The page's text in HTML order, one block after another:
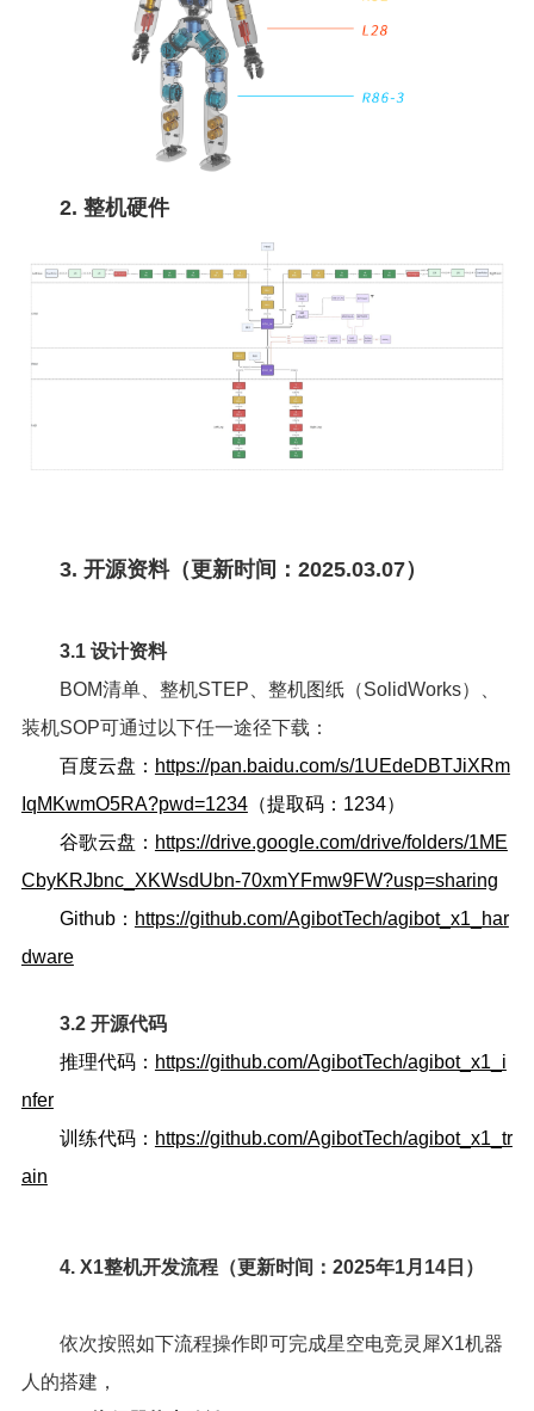
2. 整机硬件
3. 开源资料（更新时间：2025.03.07）
3.1 设计资料
BOM清单、整机STEP、整机图纸（SolidWorks）、
装机SOP可通过以下任一途径下载：
百度云盘： https://pan.baidu.com/s/1UEdeDBTJiXRm
IqMKwmO5RA?pwd=1234（提取码：1234）
谷歌云盘： https://drive.google.com/drive/folders/1ME
CbyKRJbnc_XKWsdUbn-70xmYFmw9FW?usp=sharing
Github： https://github.com/AgibotTech/agibot_x1_har
dware
3.2 开源代码
推理代码： https://github.com/AgibotTech/agibot_x1_i
nfer
训练代码： https://github.com/AgibotTech/agibot_x1_tr
ain
4. X1整机开发流程（更新时间：2025年1月14日）
依次按照如下流程操作即可完成星空电竞灵犀X1机器
人的搭建，